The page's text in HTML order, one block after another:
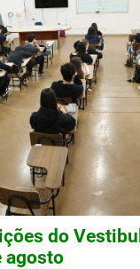
do
agosto